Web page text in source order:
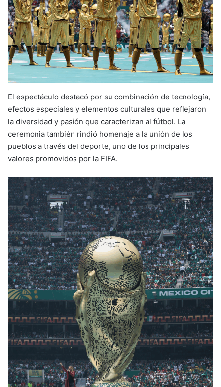
El espectáculo destacó por su combinación de tecnología,
efectos especiales y elementos culturales que reflejaron
la diversidad y pasión que caracterizan al fútbol. La
ceremonia también rindió homenaje a la unión de los
pueblos a través del deporte, uno de los principales
valores promovidos por la FIFA.